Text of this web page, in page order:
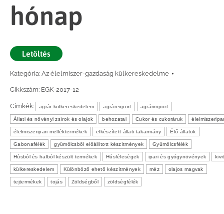
hónap
Letöltés
Kategória: Az élelmiszer-gazdaság külkereskedelme
Cikkszám: EGK-2017-12
Címkék: agrár-külkereskedelem agrárexport agrárimport
Állati és növényi zsírok és olajok behozatal Cukor és cukoráruk
élelmiszeripari melléktermékek elkészített állati takarmány Élő állatok
Gabonafélék gyümölcsből előállított készítmények Gyümölcsfélék
Húsból és halból készült termékek Húsféleségek ipari és gyógynövények
külkereskedelem Különböző ehető készítmények méz olajos magvak
tejtermékek tojás Zöldségből zöldségfélék